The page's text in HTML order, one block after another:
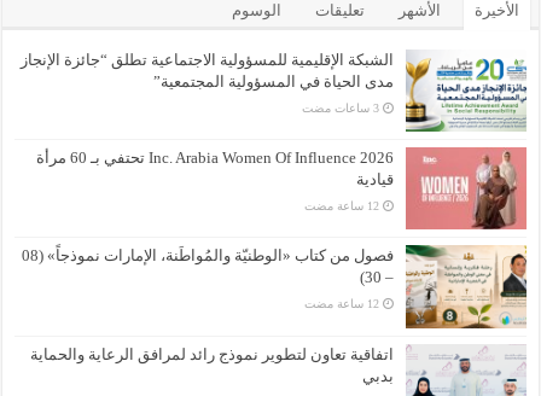
الأخيرة الأشهر تعليقات الوسوم
الشبكة الإقليمية للمسؤولية الاجتماعية تطلق “جائزة الإنجاز
مدى الحياة في المسؤولية المجتمعية”
Inc. Arabia Women Of Influence 2026 تحتفي بـ 60 مرأة
قيادية
فصول من كتاب «الوطنيّة والمُواطَنة، الإمارات نموذجاً» (08
– 30)
اتفاقية تعاون لتطوير نموذج رائد لمرافق الرعاية والحماية
بدبي